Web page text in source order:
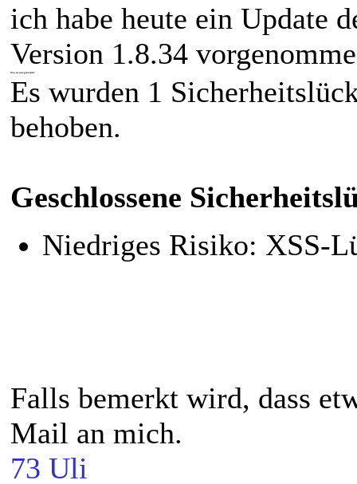
ich habe heute ein Update
Version 1.8.34
Was ist neu/geändert?
Es wurden 1
behoben.
Geschlossene
Niedriges Risiko: XSS-
Falls bemerkt wird, dass
Mail an mich.
73 Uli